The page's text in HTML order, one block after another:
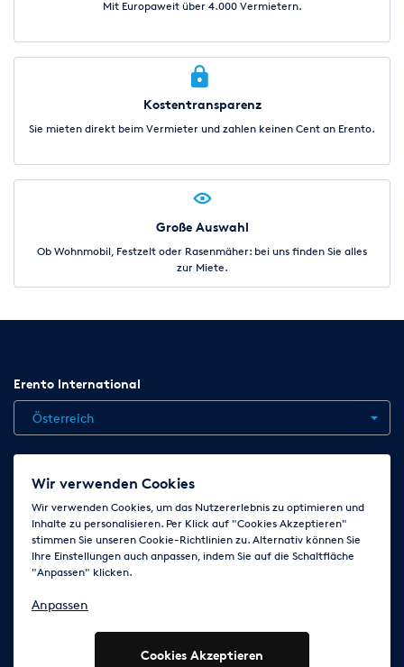
Mit Europaweit über 4.000 Vermietern.
Kostentransparenz
Sie mieten direkt beim Vermieter und zahlen keinen Cent an Erento.
Große Auswahl
Ob Wohnmobil, Festzelt oder Rasenmäher: bei uns finden Sie alles
zur Miete.
Erento International
Österreich
Jobs Kontakt News
AGB
Impressum Cookie-Einstellungen ändern
Folge uns auf
Wir verwenden Cookies
Wir verwenden Cookies, um das Nutzererlebnis zu optimieren und
Inhalte zu personalisieren. Per Klick auf "Cookies Akzeptieren"
stimmen Sie unseren Cookie-Richtlinien zu. Alternativ können Sie
Ihre Einstellungen auch anpassen, indem Sie auf die Schaltfläche
"Anpassen" klicken.
Anpassen
Cookies Akzeptieren